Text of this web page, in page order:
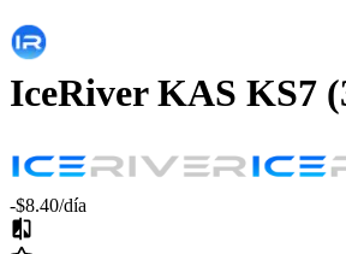
IceRiver KAS KS7 (
-$8.40/día